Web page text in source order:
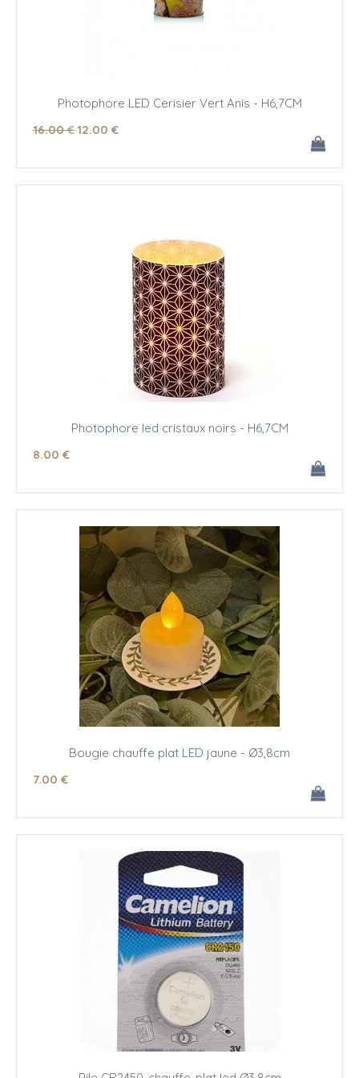
Photophore LED Cerisier Vert Anis - H6,7CM
16.00 €12.00 €
Photophore led cristaux noirs - H6,7CM
8.00 €
Bougie chauffe plat LED jaune - Ø3,8cm
7.00 €